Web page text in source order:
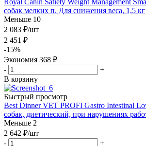
собак мелких п. Для снижения веса, 1,5 кг
Меньше 10
2 083 ₽/шт
2 451 ₽
-15%
Экономия 368 ₽
-
+
В корзину
Быстрый просмотр
Best Dinner VET PROFI Gastro Intestinal
собак, диетический, при нарушениях
Меньше 2
2 642 ₽/шт
-
+